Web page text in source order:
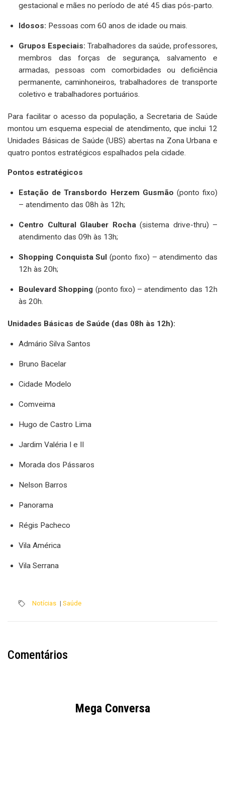
gestacional e mães no período de até 45 dias pós-parto.
Idosos: Pessoas com 60 anos de idade ou mais.
Grupos Especiais: Trabalhadores da saúde, professores,
membros das forças de segurança, salvamento e
armadas, pessoas com comorbidades ou deficiência
permanente, caminhoneiros, trabalhadores de transporte
coletivo e trabalhadores portuários.
Para facilitar o acesso da população, a Secretaria de Saúde
montou um esquema especial de atendimento, que inclui 12
Unidades Básicas de Saúde (UBS) abertas na Zona Urbana e
quatro pontos estratégicos espalhados pela cidade.
Pontos estratégicos
Estação de Transbordo Herzem Gusmão (ponto fixo)
– atendimento das 08h às 12h;
Centro Cultural Glauber Rocha(sistema drive-thru) –
atendimento das 09h às 13h;
Shopping Conquista Sul (ponto fixo) – atendimento das
12h às 20h;
Boulevard Shopping (ponto fixo) – atendimento das 12h
às 20h.
Unidades Básicas de Saúde (das 08h às 12h):
Admário Silva Santos
Bruno Bacelar
Cidade Modelo
Comveima
Hugo de Castro Lima
Jardim Valéria I e II
Morada dos Pássaros
Nelson Barros
Panorama
Régis Pacheco
Vila América
Vila Serrana
Notícias | Saúde
Comentários
Mega Conversa